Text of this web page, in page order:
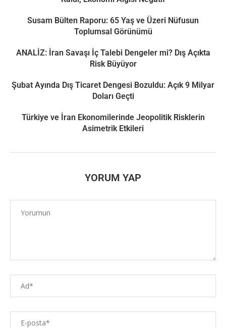
Susam Bülten Raporu: 65 Yaş ve Üzeri Nüfusun
Toplumsal Görünümü
ANALİZ: İran Savaşı İç Talebi Dengeler mi? Dış Açıkta
Risk Büyüyor
Şubat Ayında Dış Ticaret Dengesi Bozuldu: Açık 9 Milyar
Doları Geçti
Türkiye ve İran Ekonomilerinde Jeopolitik Risklerin
Asimetrik Etkileri
YORUM YAP